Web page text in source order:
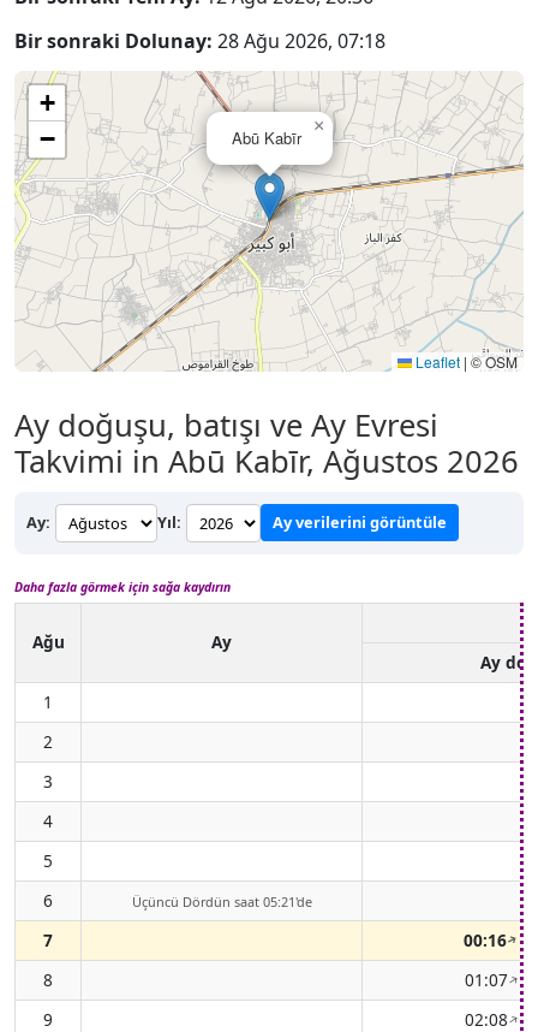
Bir sonraki Dolunay: 28 Ağu 2026, 07:18
Abū Kabīr
×
+
−
Leaflet | © OSM
Ay doğuşu, batışı ve Ay Evresi
Takvimi in Abū Kabīr, Ağustos 2026
Ay: Yıl: Ay verilerini görüntüle
Daha fazla görmek için sağa kaydırın
Ağu
Ay
Ay
1
2
3
4
5
6
Üçüncü Dördün saat 05:21'de
-
7
00:16↑
8 01:07↑
9 02:08↑